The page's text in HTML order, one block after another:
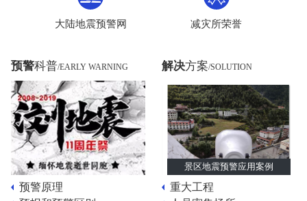
大陆地震预警网 减灾所荣誉
预警科普/EARLY WARNING
预警原理
解决方案/SOLUTION
景区地震预警应用案例
重大工程